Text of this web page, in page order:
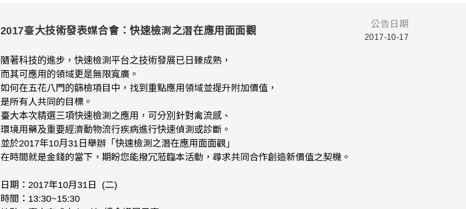
2017臺大技術發表媒合會：快速檢測之潛在應用面面觀
公告日期
2017-10-17
隨著科技的進步，快速檢測平台之技術發展已日臻成熟，
而其可應用的領域更是無限寬廣。
如何在五花八門的篩檢項目中，找到重點應用領域並提升附加價值，
是所有人共同的目標。
臺大本次精選三項快速檢測之應用，可分別針對禽流感、
環境用藥及重要經濟動物流行疾病進行快速偵測或診斷。
並於2017年10月31日舉辦「快速檢測之潛在應用面面觀」
在時間就是金錢的當下，期盼您能撥冗蒞臨本活動，尋求共同合作創造新價值之契機。
日期：2017年10月31日 (二)
時間：13:30~15:30